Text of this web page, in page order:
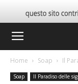
Home Soap Il
Soap Il Paradiso delle